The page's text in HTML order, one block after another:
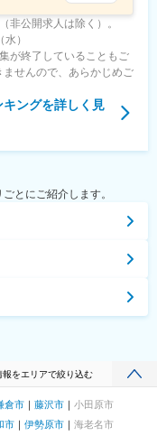
非公開求人は除く）。
）
が終了していることもご
せんので、あらかじめご
ングを詳しく見
とにご紹介します。
をエリアで絞り込む
倉市 藤沢市
小田原市
市 伊勢原市
海老名市